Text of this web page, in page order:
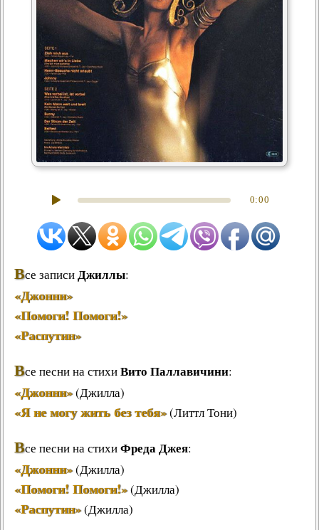
0:00
Все записиДжиллы:
«Джонни»
«Помоги! Помоги!»
«Распутин»
Все песни на стихиВито Паллавичини:
«Джонни»(Джилла)
«Я не могу жить без тебя»(Литтл Тони)
Все песни на стихиФреда Джея:
«Джонни»(Джилла)
«Помоги! Помоги!»(Джилла)
«Распутин»(Джилла)